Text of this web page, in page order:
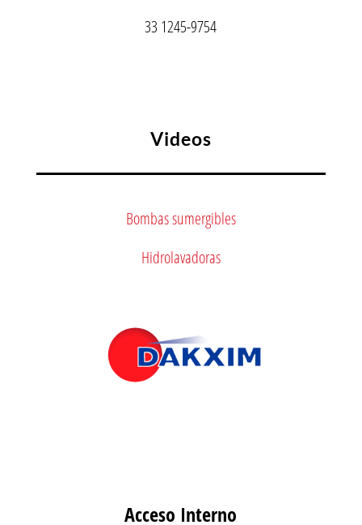
33 1245-9754
Videos
Bombas sumergibles
Hidrolavadoras
Acceso Interno